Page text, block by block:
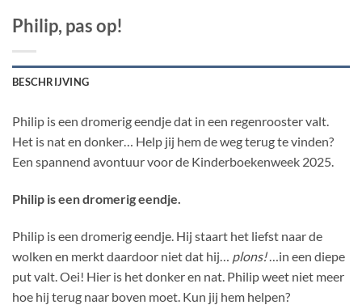
Philip, pas op!
BESCHRIJVING
Philip is een dromerig eendje dat in een regenrooster valt.
Het is nat en donker… Help jij hem de weg terug te vinden?
Een spannend avontuur voor de Kinderboekenweek 2025.
Philip is een dromerig eendje.
Philip is een dromerig eendje. Hij staart het liefst naar de
wolken en merkt daardoor niet dat hij… plons!…in een diepe
put valt. Oei! Hier is het donker en nat. Philip weet niet meer
hoe hij terug naar boven moet. Kun jij hem helpen?